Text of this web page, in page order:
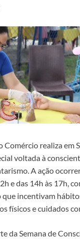
Comércio realiza em
voltada à
A ação
e das 14h às 17h,
incentivam
físicos e cuidados
da Semana de